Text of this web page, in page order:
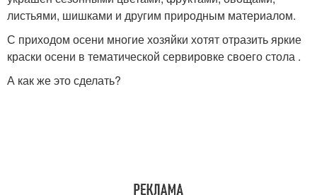
листьями, шишками и другим природным материалом.
С приходом осени многие хозяйки хотят отразить яркие
краски осени в тематической сервировке своего стола .
А как же это сделать?